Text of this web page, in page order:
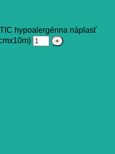
hypoalergénna náplasť